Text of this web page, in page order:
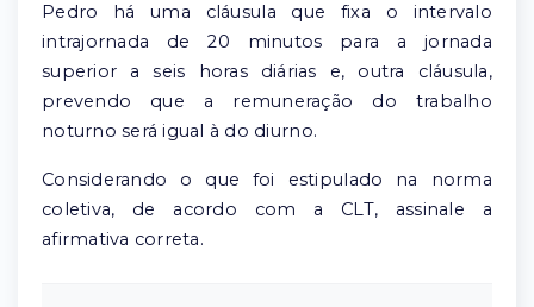
Pedro há uma cláusula que fixa o intervalo
intrajornada de 20 minutos para a jornada
superior a seis horas diárias e, outra cláusula,
prevendo que a remuneração do trabalho
noturno será igual à do diurno.
Considerando o que foi estipulado na norma
coletiva, de acordo com a CLT, assinale a
afirmativa correta.